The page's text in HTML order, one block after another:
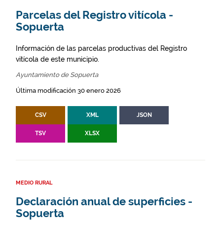
Parcelas del Registro vitícola -
Sopuerta
Información de las parcelas productivas del Registro
vitícola de este municipio.
Ayuntamiento de Sopuerta
Última modificación 30 enero 2026
CSV XML JSON
TSV XLSX
MEDIO RURAL
Declaración anual de superficies -
Sopuerta